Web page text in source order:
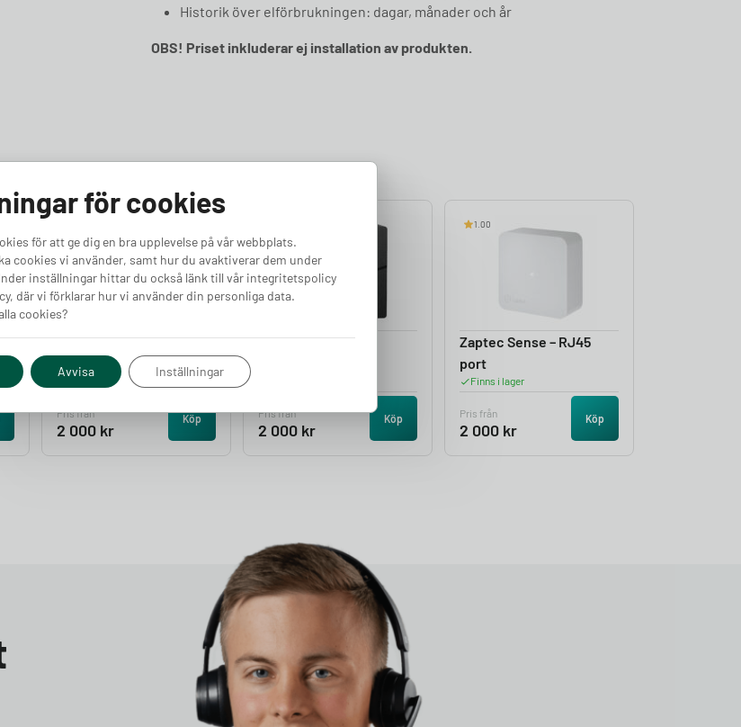
Historik över elförbrukningen: dagar, månader och år
OBS! Priset inkluderar ej installation av produkten.
Easee Equalizer – RJ45
port
Finns i lager
Pris från
2 000 kr
Köp
NexBlue Zen
Pris från
2 000 kr
Köp
1.00
Zaptec Sense – RJ45
port
Finns i lager
Pris från
2 000 kr
Köp
för cookies
för att ge dig en bra upplevelse på vår webbplats.
cookies vi använder, samt hur du avaktiverar dem under
inställningar hittar du också länk till vår integritetspolicy
där vi förklarar hur vi använder din personliga data.
cookies?
Avvisa Inställningar